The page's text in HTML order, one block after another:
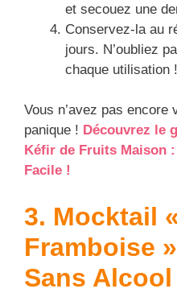
et secouez une
Conservez-la au
jours. N’oubliez
chaque utilisation !
Vous n’avez pas
panique ! Découvrez le
Kéfir de Fruits Maison
Facile !
3. Mocktail
Framboise
Sans Alcool